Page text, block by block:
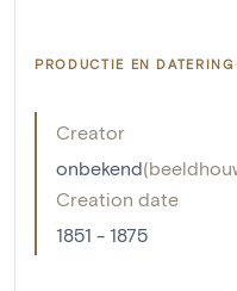
PRODUCTIE EN DATERING
Creator
onbekend(
Creation date
1851 - 1875